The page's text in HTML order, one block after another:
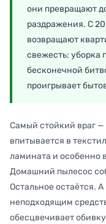
они превращают
раздражения. С
возвращают
свежесть: уборка
бесконечной
проигрывает
Самый стойкий враг —
впитывается в
ламината и особенно
Домашний пылесос
Остальное остаётся.
неподходящим
обесцвечивает